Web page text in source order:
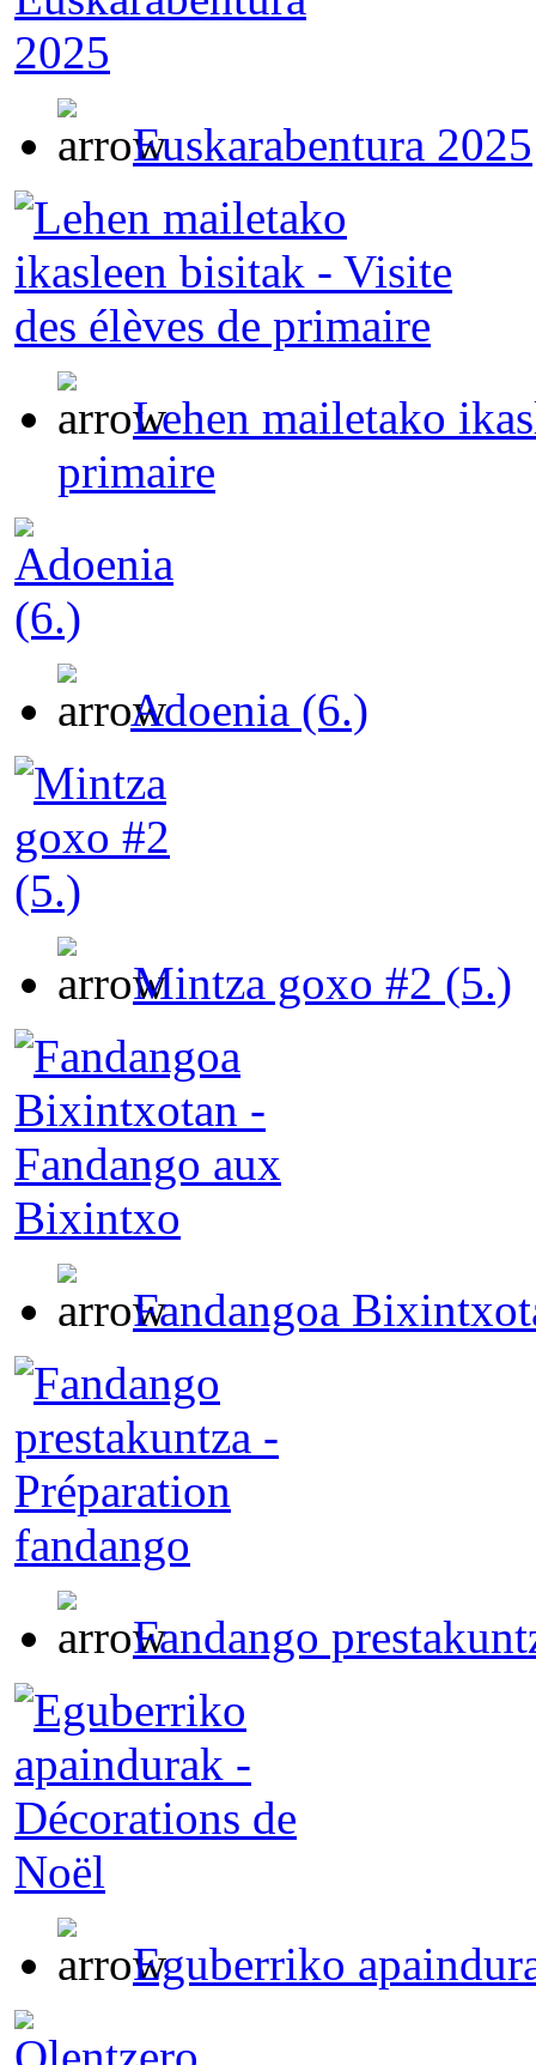
Euskarabentura 2025
Lehen mailetako
primaire
Adoenia (6.)
Mintza goxo #2 (5.)
Fandangoa
Fandango
Eguberriko